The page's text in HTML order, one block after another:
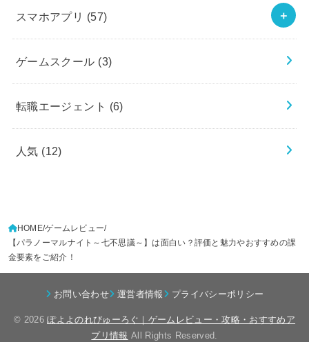
スマホアプリ (57)
ゲームスクール (3)
転職エージェント (6)
人気 (12)
HOME ゲームレビュー
【パラノーマルナイト～七不思議～】は面白い？評価と魅力やおすすめの課
金要素をご紹介！
お問い合わせ 運営者情報 プライバシーポリシー
© 2026ぽよよのれびゅーろぐ｜ゲームレビュー・攻略・おすすめア
プリ情報 All Rights Reserved.